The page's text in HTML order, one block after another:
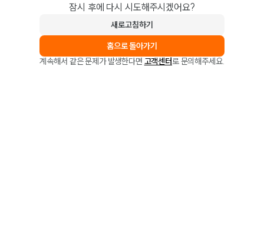
잠시 후에 다시 시도해주시겠어요?
새로고침하기
홈으로 돌아가기
계속해서 같은 문제가 발생한다면 고객센터로 문의해주세요.